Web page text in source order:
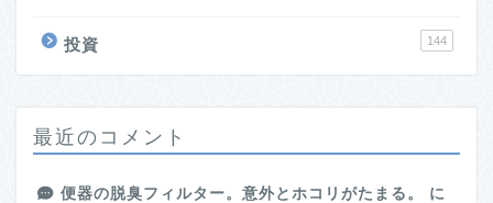
投資 144
最近のコメント
便器の脱臭フィルター。意外とホコリがたまる。
に